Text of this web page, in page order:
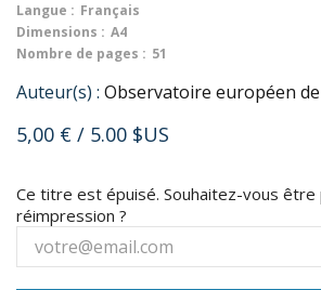
Langue : Français
Dimensions : A4
Nombre de pages : 51
Auteur(s) : Observatoire européen
5,00 € / 5.00 $US
Ce titre est épuisé. Souhaitez-vous être
réimpression ?